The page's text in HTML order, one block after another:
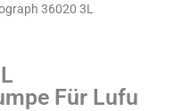
36020 3L
Für Lufu